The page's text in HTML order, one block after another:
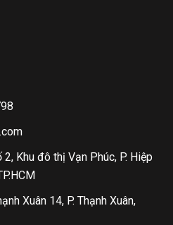
Khu đô thị Vạn Phúc, P. Hiệp
Xuân 14, P. Thạnh Xuân,